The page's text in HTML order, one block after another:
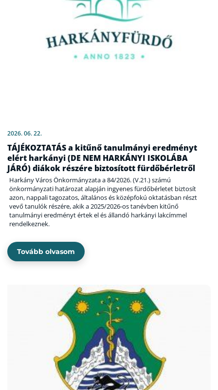
2026. 06. 22.
TÁJÉKOZTATÁS a kitűnő tanulmányi eredményt
elért harkányi (DE NEM HARKÁNYI ISKOLÁBA
JÁRÓ) diákok részére biztosított fürdőbérletről
Harkány Város Önkormányzata a 84/2026. (V.21.) számú
önkormányzati határozat alapján ingyenes fürdőbérletet biztosít
azon, nappali tagozatos, általános és középfokú oktatásban részt
vevő tanulók részére, akik a 2025/2026-os tanévben kitűnő
tanulmányi eredményt értek el és állandó harkányi lakcímmel
rendelkeznek.
Tovább olvasom